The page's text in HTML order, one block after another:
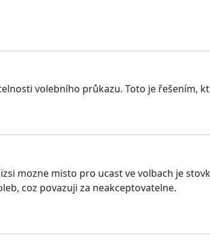
volebního průkazu. Toto je řešením,
mozne misto pro ucast ve volbach je
coz povazuji za neakceptovatelne.